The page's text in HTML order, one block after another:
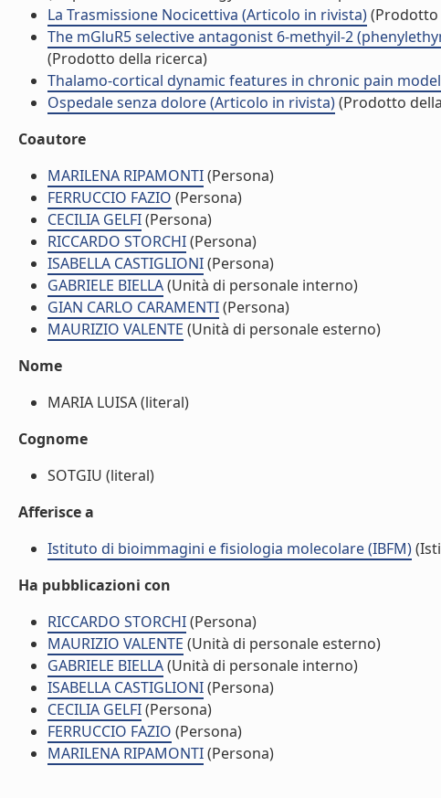
La Trasmissione Nocicettiva (Articolo in rivista)(Prodotto
The mGluR5 selective antagonist 6-methyil-2
(Prodotto della ricerca)
Thalamo-cortical dynamic features in chronic pain
Ospedale senza dolore (Articolo in rivista)(Prodotto
Coautore
MARILENA RIPAMONTI(Persona)
FERRUCCIO FAZIO (Persona)
CECILIA GELFI(Persona)
RICCARDO STORCHI(Persona)
ISABELLA CASTIGLIONI(Persona)
GABRIELE BIELLA(Unità di personale interno)
GIAN CARLO CARAMENTI(Persona)
MAURIZIO VALENTE (Unità di personale esterno)
Nome
MARIA LUISA (literal)
Cognome
SOTGIU (literal)
Afferisce a
Istituto di bioimmagini e fisiologia molecolare (IBFM)
Ha pubblicazioni con
RICCARDO STORCHI(Persona)
MAURIZIO VALENTE (Unità di personale esterno)
GABRIELE BIELLA(Unità di personale interno)
ISABELLA CASTIGLIONI(Persona)
CECILIA GELFI(Persona)
FERRUCCIO FAZIO (Persona)
MARILENA RIPAMONTI(Persona)